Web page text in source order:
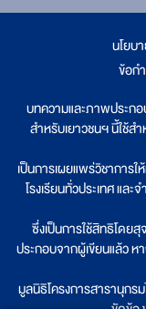
นโยบ
ข้อก
บทความและภาพประกอ
สำหรับเยาวชนฯ นี้ใช้
เป็นการเผยแพร่วิชาการใ
โรงเรียนทั่วประเทศ แล
ซึ่งเป็นการใช้สิทธิโด
ประกอบจากผู้เขียนแล้ว ห
มูลนิธิโครงการสารานุกร